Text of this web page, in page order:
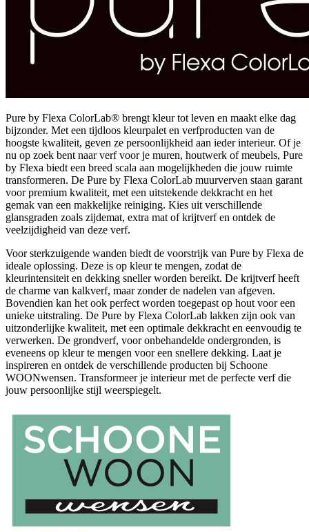
Pure by Flexa ColorLab® brengt kleur tot leven en maakt elke dag
bijzonder. Met een tijdloos kleurpalet en verfproducten van de
hoogste kwaliteit, geven ze persoonlijkheid aan ieder interieur. Of je
nu op zoek bent naar verf voor je muren, houtwerk of meubels, Pure
by Flexa biedt een breed scala aan mogelijkheden die jouw ruimte
transformeren. De Pure by Flexa ColorLab muurverven staan garant
voor premium kwaliteit, met een uitstekende dekkracht en het
gemak van een makkelijke reiniging. Kies uit verschillende
glansgraden zoals zijdemat, extra mat of krijtverf en ontdek de
veelzijdigheid van deze verf.
Voor sterkzuigende wanden biedt de voorstrijk van Pure by Flexa de
ideale oplossing. Deze is op kleur te mengen, zodat de
kleurintensiteit en dekking sneller worden bereikt. De krijtverf heeft
de charme van kalkverf, maar zonder de nadelen van afgeven.
Bovendien kan het ook perfect worden toegepast op hout voor een
unieke uitstraling. De Pure by Flexa ColorLab lakken zijn ook van
uitzonderlijke kwaliteit, met een optimale dekkracht en eenvoudig te
verwerken. De grondverf, voor onbehandelde ondergronden, is
eveneens op kleur te mengen voor een snellere dekking. Laat je
inspireren en ontdek de verschillende producten bij Schoone
WOONwensen. Transformeer je interieur met de perfecte verf die
jouw persoonlijke stijl weerspiegelt.